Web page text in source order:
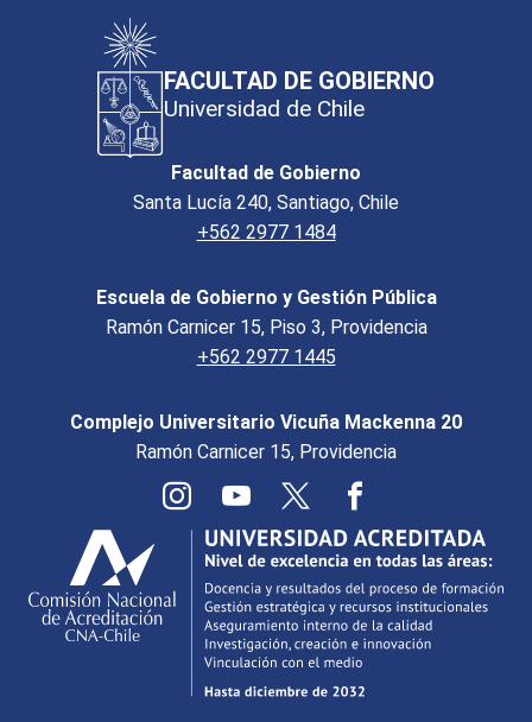
FACULTAD DE GOBIERNO
Universidad de Chile
Facultad de Gobierno
Santa Lucía 240, Santiago, Chile
+562 2977 1484
Escuela de Gobierno y Gestión Pública
Ramón Carnicer 15, Piso 3, Providencia
+562 2977 1445
Complejo Universitario Vicuña Mackenna 20
Ramón Carnicer 15, Providencia